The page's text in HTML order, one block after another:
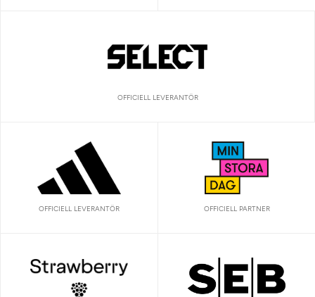
OFFICIELL LEVERANTÖR
OFFICIELL LEVERANTÖR OFFICIELL PARTNER